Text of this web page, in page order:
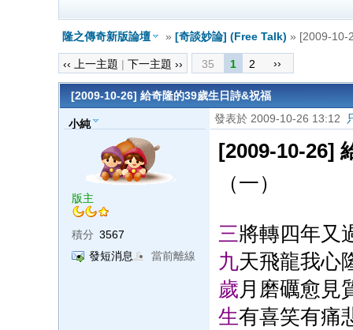
隆之傳奇新版論壇 » [奇談妙論] (Free Talk) » [2009-10-
‹‹ 上一主題 | 下一主題 ›› 35 1 2 ››
[2009-10-26] 給奇隆的39歲生日詩&祝福
小純
版主
積分 3567
發短消息
當前離線
發表於 2009-10-26 13:12
[2009-10-26]
（一）
三將轉四年又
九天飛龍我心
歲月磨礪愈見
生有喜笑有痛